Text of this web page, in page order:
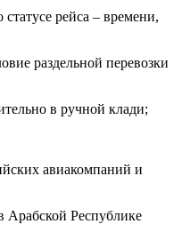
рейса – времени,
раздельной перевозки
в ручной клади;
авиакомпаний и
Арабской Республике